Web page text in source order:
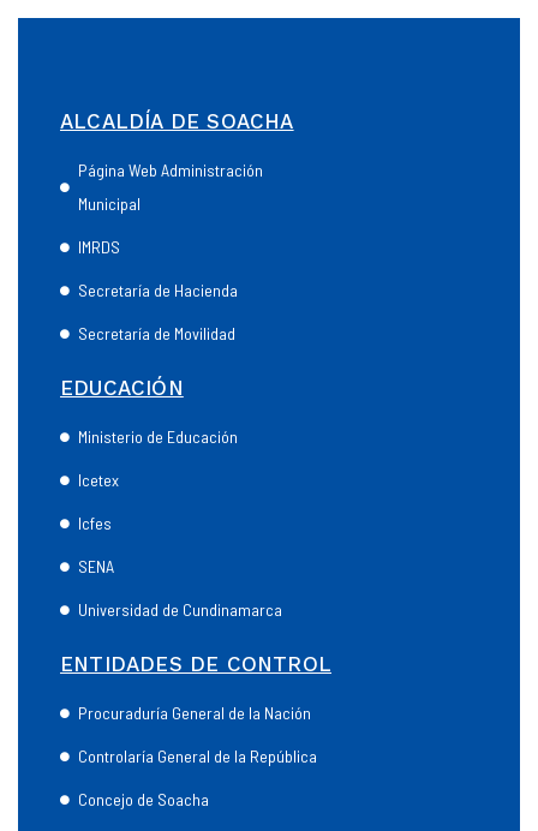
ALCALDÍA DE SOACHA
Página Web Administración
Municipal
IMRDS
Secretaría de Hacienda
Secretaría de Movilidad
EDUCACIÓN
Ministerio de Educación
Icetex
Icfes
SENA
Universidad de Cundinamarca
ENTIDADES DE CONTROL
Procuraduría General de la Nación
Controlaría General de la República
Concejo de Soacha